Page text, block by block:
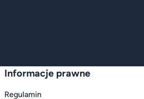
Informacje prawne
Regulamin